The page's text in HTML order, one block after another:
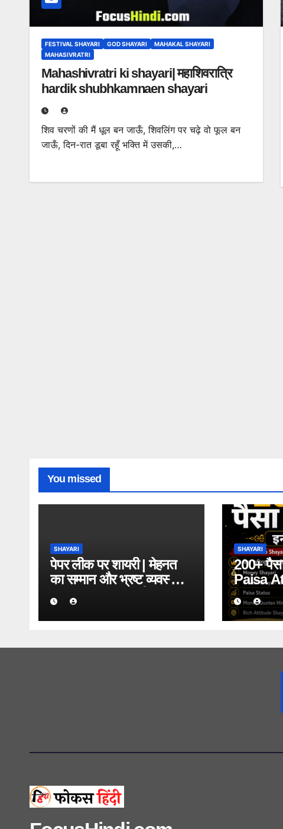
FESTIVAL SHAYARI GOD SHAYARI
MAHAKAL SHAYARI
MAHASIVRATRI
Mahashivratri ki shayari| महाशिवरात्रि
hardik shubhkamnaen shayari
शिव चरणों की मैं धूल बन जाऊँ, शिवलिंग पर चढ़े वो फूल बन
जाऊँ, दिन-रात डूबा रहूँ भक्ति में उसकी,…
You missed
SHAYARI
पेपर लीक पर शायरी | मेहनत
का सम्मान और भ्रष्ट व्यवस्था
पर 50+ दमदार शायरी
SHAYARI
200+ पैसा
Paisa
Money